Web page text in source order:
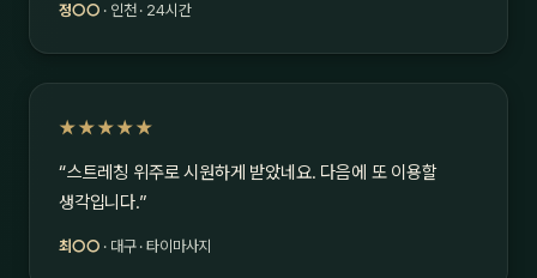
정○○ · 인천 · 24시간
★★★★★
“스트레칭 위주로 시원하게 받았네요. 다음에 또 이용할
생각입니다.”
최○○ · 대구 · 타이마사지